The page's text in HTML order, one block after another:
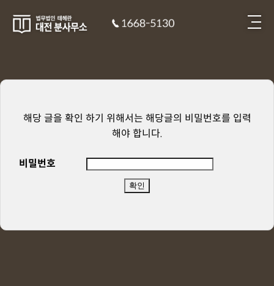
해당 글을 확인 하기 위해서는 해당글의 비밀번호를 입력
해야 합니다.
비밀번호